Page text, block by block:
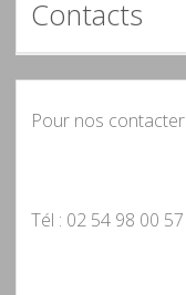
Contacts
Pour nos contacter
Tél : 02 54 98 00 57